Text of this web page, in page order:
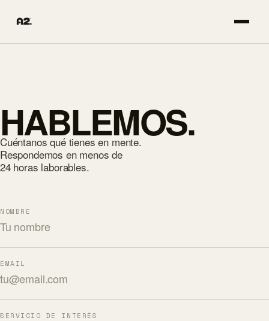
HABLEMOS.
Cuéntanos qué tienes en mente.
Respondemos en menos de
24 horas laborables.
NOMBRE
EMAIL
SERVICIO DE INTERÉS